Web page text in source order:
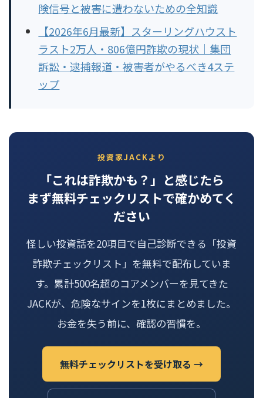
険信号と被害に遭わないための全知識
【2026年6月最新】スターリングハウスト
ラスト2万人・806億円詐欺の現状｜集団
訴訟・逮捕報道・被害者がやるべき4ステ
ップ
投資家JACKより
「これは詐欺かも？」と感じたら
まず無料チェックリストで確かめてく
ださい
怪しい投資話を20項目で自己診断できる「投資
詐欺チェックリスト」を無料で配布していま
す。累計500名超のコアメンバーを見てきた
JACKが、危険なサインを1枚にまとめました。
お金を失う前に、確認の習慣を。
無料チェックリストを受け取る →